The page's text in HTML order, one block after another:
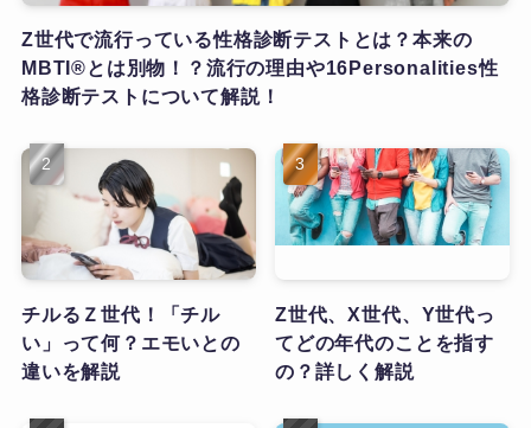
Z世代で流行っている性格診断テストとは？本来の
MBTI®とは別物！？流行の理由や16Personalities性
格診断テストについて解説！
チルるＺ世代！「チル
い」って何？エモいとの
違いを解説
Z世代、X世代、Y世代っ
てどの年代のことを指す
の？詳しく解説